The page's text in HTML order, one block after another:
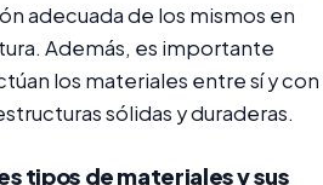
adecuada de los mismos en
Además, es importante
los materiales entre sí y con
sólidas y duraderas.
tipos de materiales y sus